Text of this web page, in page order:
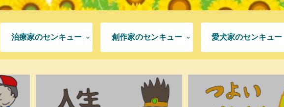
治療家のセンキュー 創作家のセンキュー 愛犬家のセンキュー